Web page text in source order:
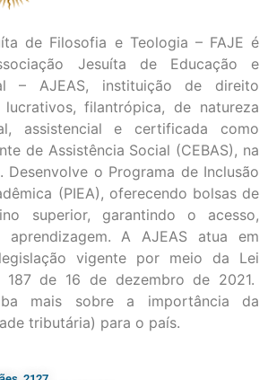
de Filosofia e Teologia – FAJE é
Jesuíta de Educação e
– AJEAS, instituição de direito
filantrópica, de natureza
assistencial e certificada como
de Assistência Social (CEBAS), na
Desenvolve o Programa de Inclusão
(PIEA), oferecendo bolsas de
superior, garantindo o acesso,
aprendizagem. A AJEAS atua em
vigente por meio da Lei
187 de 16 de dezembro de 2021.
mais sobre a importância da
tributária) para o país.